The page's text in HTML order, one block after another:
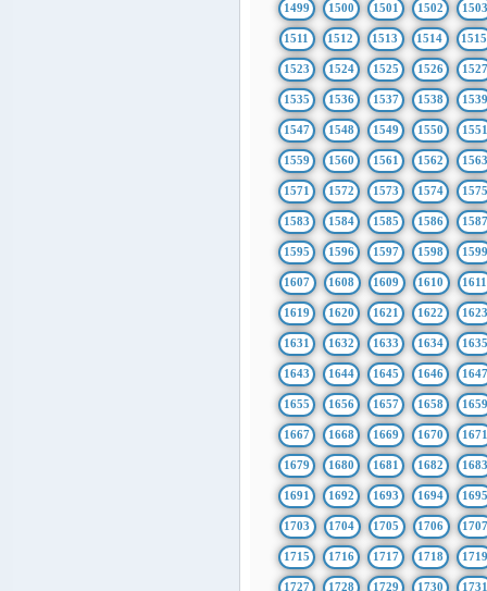
1499 1500 1501 1502 1503
1511 1512 1513 1514 1515
1523 1524 1525 1526 1527
1535 1536 1537 1538 1539
1547 1548 1549 1550 1551
1559 1560 1561 1562 1563
1571 1572 1573 1574 1575
1583 1584 1585 1586 1587
1595 1596 1597 1598 1599
1607 1608 1609 1610 1611
1619 1620 1621 1622 1623
1631 1632 1633 1634 1635
1643 1644 1645 1646 1647
1655 1656 1657 1658 1659
1667 1668 1669 1670 1671
1679 1680 1681 1682 1683
1691 1692 1693 1694 1695
1703 1704 1705 1706
1715 1716 1717 1718 1719
1727 1728 1729 1730 1731